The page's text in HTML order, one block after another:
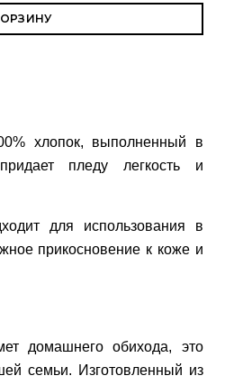
хлопок, выполненный в
пледу легкость и
для использования в
прикосновение к коже и
домашнего обихода, это
семьи. Изготовленный из